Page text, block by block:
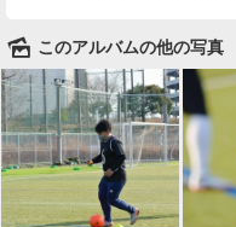
🌄 このアルバムの他の写真